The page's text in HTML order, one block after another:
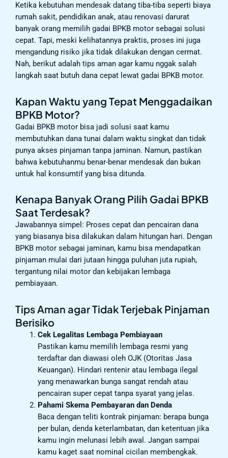
Ketika kebutuhan mendesak datang tiba-tiba seperti biaya
rumah sakit, pendidikan anak, atau renovasi darurat
banyak orang memilih gadai BPKB motor sebagai solusi
cepat. Tapi, meski kelihatannya praktis, proses ini juga
mengandung risiko jika tidak dilakukan dengan cermat.
Nah, berikut adalah tips aman agar kamu nggak salah
langkah saat butuh dana cepat lewat gadai BPKB motor.
Kapan Waktu yang Tepat Menggadaikan
BPKB Motor?
Gadai BPKB motor bisa jadi solusi saat kamu
membutuhkan dana tunai dalam waktu singkat dan tidak
punya akses pinjaman tanpa jaminan. Namun, pastikan
bahwa kebutuhanmu benar-benar mendesak dan bukan
untuk hal konsumtif yang bisa ditunda.
Kenapa Banyak Orang Pilih Gadai BPKB
Saat Terdesak?
Jawabannya simpel: Proses cepat dan pencairan dana
yang biasanya bisa dilakukan dalam hitungan hari. Dengan
BPKB motor sebagai jaminan, kamu bisa mendapatkan
pinjaman mulai dari jutaan hingga puluhan juta rupiah,
tergantung nilai motor dan kebijakan lembaga
pembiayaan.
Tips Aman agar Tidak Terjebak Pinjaman
Berisiko
Cek Legalitas Lembaga Pembiayaan
Pastikan kamu memilih lembaga resmi yang
terdaftar dan diawasi oleh OJK (Otoritas Jasa
Keuangan). Hindari rentenir atau lembaga ilegal
yang menawarkan bunga sangat rendah atau
pencairan super cepat tanpa syarat yang jelas.
Pahami Skema Pembayaran dan Denda
Baca dengan teliti kontrak pinjaman: berapa bunga
per bulan, denda keterlambatan, dan ketentuan jika
kamu ingin melunasi lebih awal. Jangan sampai
kamu kaget saat nominal cicilan membengkak.